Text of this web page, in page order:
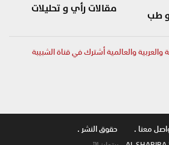
طب
مقالات رأي و تحليلات
والعربية والعالمية أشترك في قناة الشبيبة
معنا . حقوق النشر .